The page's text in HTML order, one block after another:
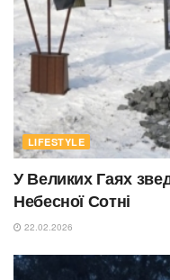
LIFESTYLE
У Великих Гаях
Небесної Сотні
22.02.2026